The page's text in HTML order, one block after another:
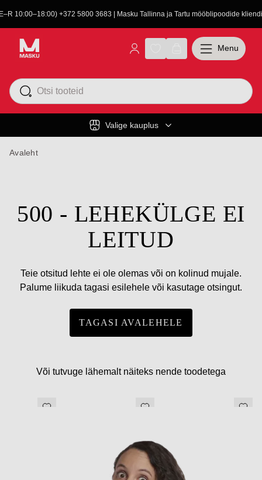
10:00–18:00) +372 5800 3683 | Masku Tallinna ja Tartu mööblipoodide
Valige kauplus
Menu
Avaleht
500 - LEHEKÜLGE EI
LEITUD
Teie otsitud lehte ei ole olemas või on kolinud mujale.
Palume liikuda tagasi esilehele või kasutage otsingut.
TAGASI AVALEHELE
Või tutvuge lähemalt näiteks nende toodetega